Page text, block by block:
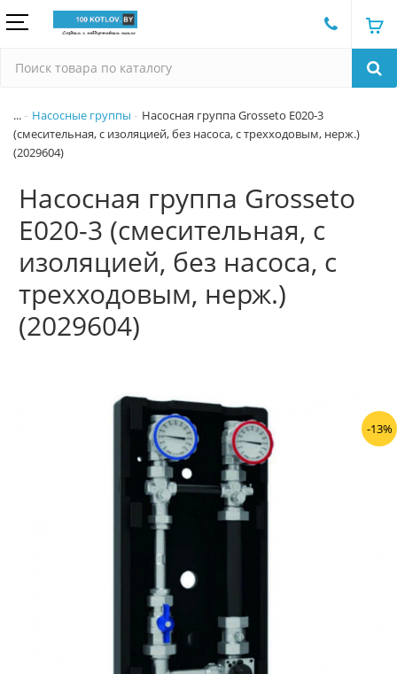
... Насосные группы
Насосная группа Grosseto E020-3
(смесительная, с изоляцией, без насоса, c трехходовым, нерж.)
(2029604)
Насосная группа Grosseto
E020-3 (смесительная, с
изоляцией, без насоса, c
трехходовым, нерж.)
(2029604)
-13%